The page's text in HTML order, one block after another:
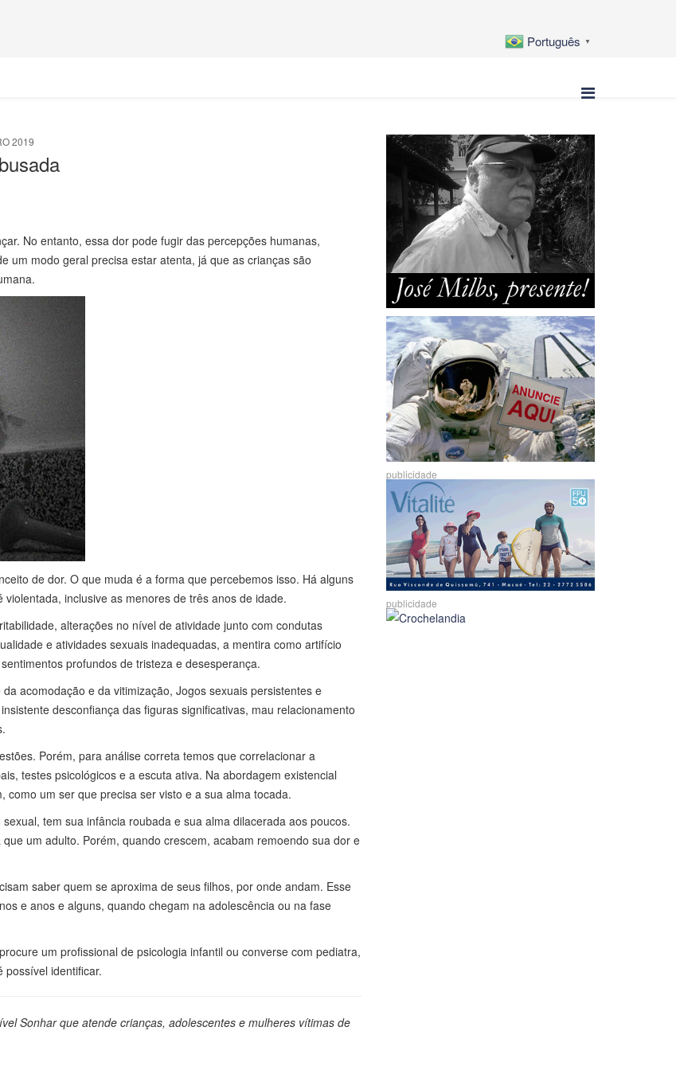
Português ▼
2019
No entanto, essa dor pode fugir das percepções humanas,
um modo geral precisa estar atenta, já que as crianças são
de dor. O que muda é a forma que percebemos isso. Há alguns
inclusive as menores de três anos de idade.
alterações no nível de atividade junto com condutas
e atividades sexuais inadequadas, a mentira como artifício
profundos de tristeza e desesperança.
acomodação e da vitimização, Jogos sexuais persistentes e
desconfiança das figuras significativas, mau relacionamento
Porém, para análise correta temos que correlacionar a
testes psicológicos e a escuta ativa. Na abordagem existencial
um ser que precisa ser visto e a sua alma tocada.
tem sua infância roubada e sua alma dilacerada aos poucos.
um adulto. Porém, quando crescem, acabam remoendo sua dor e
saber quem se aproxima de seus filhos, por onde andam. Esse
e anos e alguns, quando chegam na adolescência ou na fase
um profissional de psicologia infantil ou converse com pediatra,
possível identificar.
Sonhar que atende crianças, adolescentes e mulheres vítimas de
publicidade
publicidade